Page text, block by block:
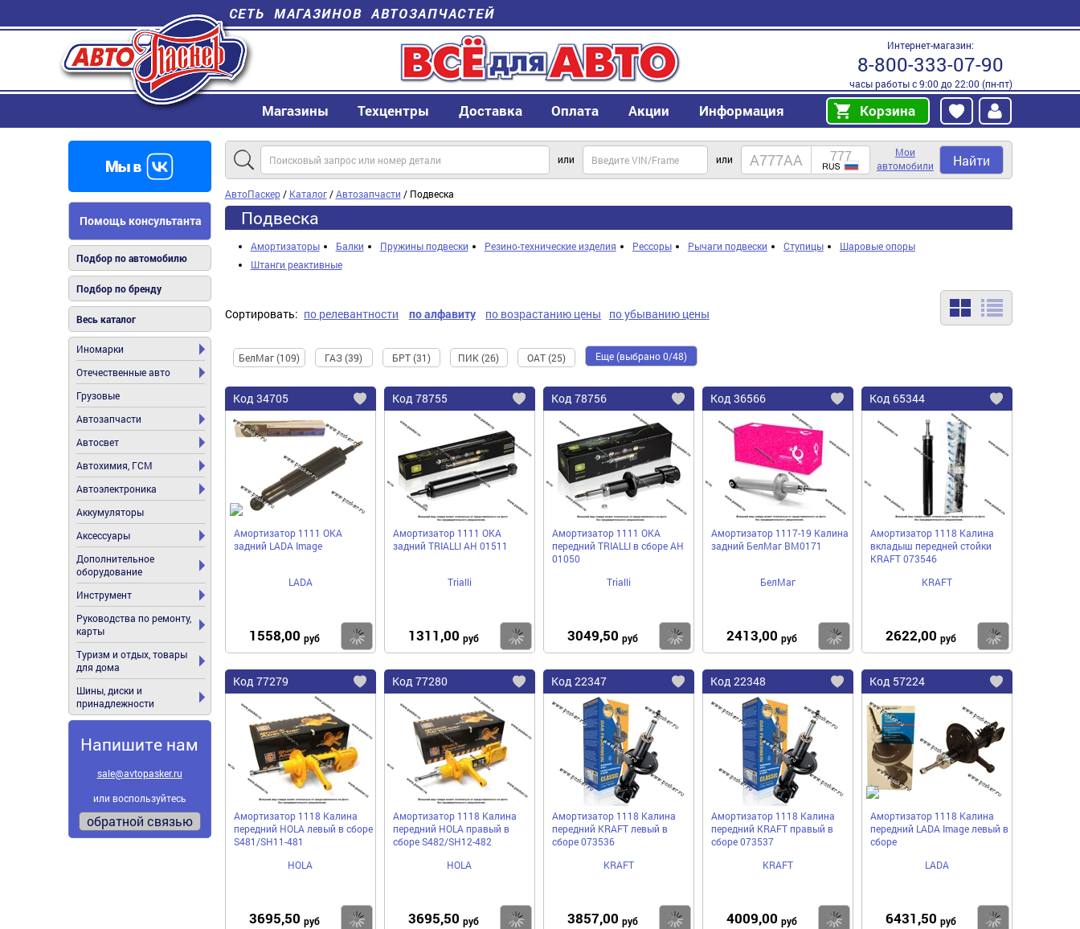
СЕТЬ МАГАЗИНОВ АВТОЗАПЧАСТЕЙ
Интернет-магазин:
8-800-333-07-90
часы работы с 9:00 до 22:00 (пн-пт)
Магазины Техцентры Доставка Оплата Акции Информация Корзина
Помощь консультанта
Подбор по автомобилю
Подбор по бренду
Весь каталог
Иномарки
Отечественные авто
Грузовые
Автозапчасти
Автосвет
Автохимия, ГСМ
Автоэлектроника
Аккумуляторы
Аксессуары
Дополнительное
оборудование
Инструмент
Руководства по ремонту,
карты
Туризм и отдых, товары
для дома
Шины, диски и
принадлежности
Напишите нам
sale@avtopasker.ru
или воспользуйтесь
обратной связью
или или
Мои
автомобили
Найти
АвтоПаскер/ Каталог/Автозапчасти / Подвеска
Подвеска
Амортизаторы Балки Пружины подвески Резино-технические изделия Рессоры Рычаги подвески Ступицы
Шаровые опоры
Штанги реактивные
Сортировать: по релевантности по алфавиту по возрастанию цены по убыванию цены
БелМаг (109) ГАЗ (39) БРТ (31) ПИК (26) ОАТ (25) Еще (выбрано 0/48)
Код 34705
Добавить
Амортизатор 1111 ОКА
задний LADA Image
LADA
1558,00 руб Купить
Код 78755
Добавить
избранное
Амортизатор 1111 ОКА
задний TRIALLI AH 01511
Trialli
1311,00 руб Купить
Код 78756
Добавить
избранное
Амортизатор 1111 ОКА
передний TRIALLI в сборе AH
01050
Trialli
3049,50 руб Купить
Код 36566
Добавить
Амортизатор 1117-19 Калина
задний БелМаг BM0171
БелМаг
2413,00 руб Купить
Код 65344
Амортизатор 1118 Калина
вкладыш передней стойки
KRAFT 073546
KRAFT
2622,00 руб
Код 77279
Добавить
избранное
Амортизатор 1118 Калина
передний HOLA левый в сборе
S481/SH11-481
HOLA
3695,50 руб Купить
Код 77280
Добавить
избранное
Амортизатор 1118 Калина
передний HOLA правый в
сборе S482/SH12-482
HOLA
3695,50 руб Купить
Код 22347
Добавить
избранное
Амортизатор 1118 Калина
передний KRAFT левый в
сборе 073536
KRAFT
3857,00 руб Купить
Код 22348
Добавить
избранное
Амортизатор 1118 Калина
передний KRAFT правый в
сборе 073537
KRAFT
4009,00 руб Купить
Код 57224
избранное
Амортизатор 1118 Калина
передний LADA Image левый в
сборе
LADA
6431,50 руб